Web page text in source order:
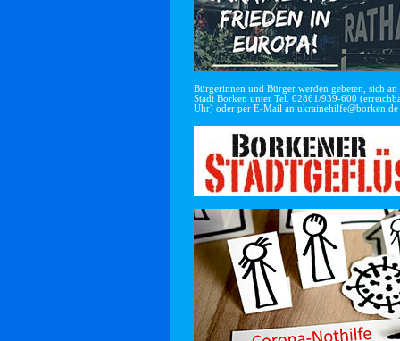
Bürgerinnen und Bürger werden gebeten, sich
Stadt Borken unter Tel. 02861/939-600
Uhr) oder per E-Mail an ukrainehilfe@borken.de